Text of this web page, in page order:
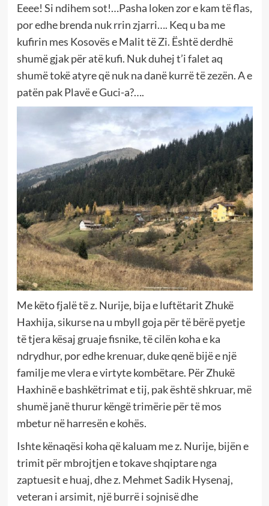
Eeee! Si ndihem sot!…Pasha loken zor e kam të flas,
por edhe brenda nuk rrin zjarri…. Keq u ba me
kufirin mes Kosovës e Malit të Zi. Është derdhë
shumë gjak për atë kufi. Nuk duhej t’i falet aq
shumë tokë atyre që nuk na danë kurrë të zezën. A e
patën pak Plavë e Guci-a?….
Me këto fjalë të z. Nurije, bija e luftëtarit Zhukë
Haxhija, sikurse na u mbyll goja për të bërë pyetje
të tjera kësaj gruaje fisnike, të cilën koha e ka
ndrydhur, por edhe krenuar, duke qenë bijë e një
familje me vlera e virtyte kombëtare. Për Zhukë
Haxhinë e bashkëtrimat e tij, pak është shkruar, më
shumë janë thurur këngë trimërie për të mos
mbetur në harresën e kohës.
Ishte kënaqësi koha që kaluam me z. Nurije, bijën e
trimit për mbrojtjen e tokave shqiptare nga
zaptuesit e huaj, dhe z. Mehmet Sadik Hysenaj,
veteran i arsimit, një burrë i sojnisë dhe